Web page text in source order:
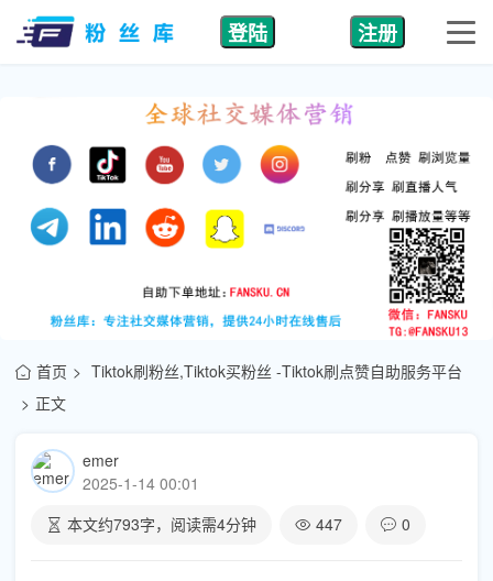
登陆 注册
首页
Tiktok刷粉丝,Tiktok买粉丝 -Tiktok刷点赞自助服务平台
正文
emer
2025-1-14 00:01
本文约793字，阅读需4分钟 447 0